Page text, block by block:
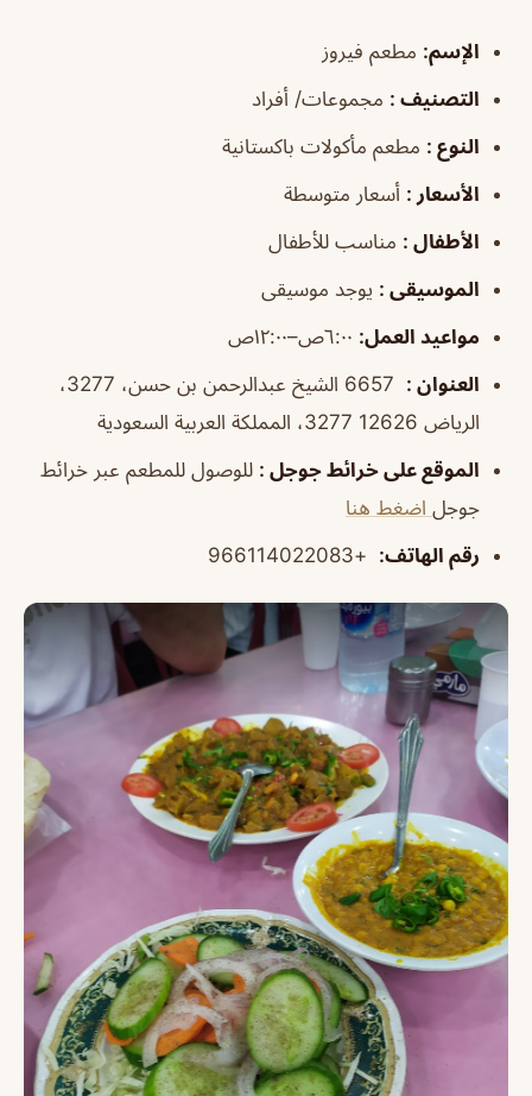
الإسم: مطعم فيروز
التصنيف : مجموعات/ أفراد
النوع : مطعم مأكولات باكستانية
الأسعار : أسعار متوسطة
الأطفال : مناسب للأطفال
الموسيقى : يوجد موسيقى
مواعيد العمل:
العنوان :
6657 الشيخ عبدالرحمن بن حسن، 3277،
الرياض 12626 3277، المملكة العربية السعودية
الموقع على خرائط جوجل : للوصول للمطعم عبر خرائط
جوجل اضغط هنا
رقم الهاتف:
+966114022083